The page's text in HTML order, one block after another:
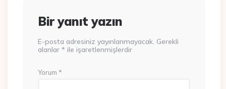
Bir yanıt yazın
E-posta adresiniz yayınlanmayacak. Gerekli
alanlar * ile işaretlenmişlerdir
Yorum *